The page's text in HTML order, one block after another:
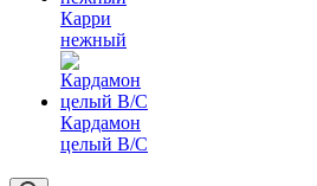
Карри
нежный
Кардамон
целый В/С